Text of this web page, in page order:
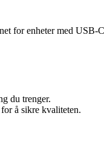
for enheter med
du trenger.
å sikre kvaliteten.